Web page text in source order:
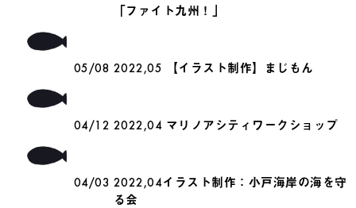
「ファイト九州！」
05/08 2022,05 【イラスト制作】まじもん
04/12 2022,04 マリノアシティワークショップ
04/03 2022,04イラスト制作：小戸海岸の海を守
る会